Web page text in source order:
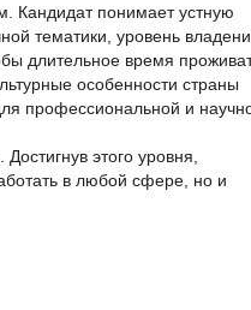
Кандидат понимает устную
тематики, уровень
длительное время
особенности страны
профессиональной и
этого уровня,
в любой сфере, но и